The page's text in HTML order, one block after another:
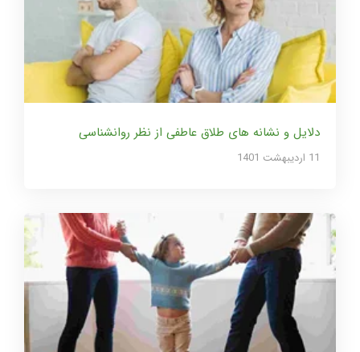
دلایل و نشانه های طلاق عاطفی از نظر روانشناسی
11 ارديبهشت 1401